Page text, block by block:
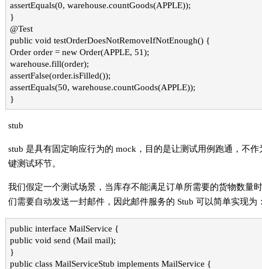
assertEquals(0, warehouse.countGoods(APPLE));
}
@Test
public void testOrderDoesNotRemoveIfNotEnough() {
Order order = new Order(APPLE, 51);
warehouse.fill(order);
assertFalse(order.isFilled());
assertEquals(50, warehouse.countGoods(APPLE));
}
stub
stub 是具有固定响应行为的 mock，目的是让测试用例跑通，不作
键测试环节。
我们假定一个测试场景，当库存不能满足订单所需要的货物数量
们需要自动发送一封邮件，因此邮件服务的 Stub 可以简单实现为
public interface MailService {
public void send (Mail mail);
}
public class MailServiceStub implements MailService {